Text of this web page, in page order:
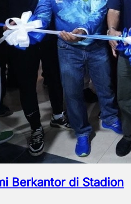
Berkantor di Stadion